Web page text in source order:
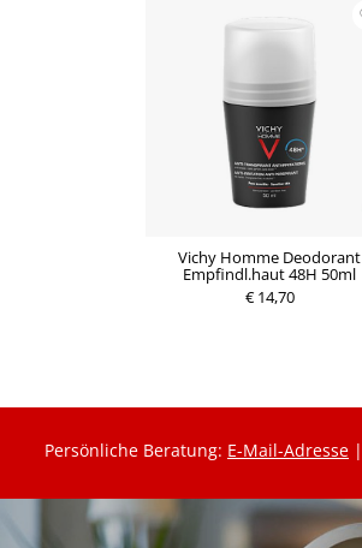
Vichy Homme Deodorant
Empfindl.haut 48H 50ml
€ 14,70
Persönliche Beratung: E-Mail-Adresse |